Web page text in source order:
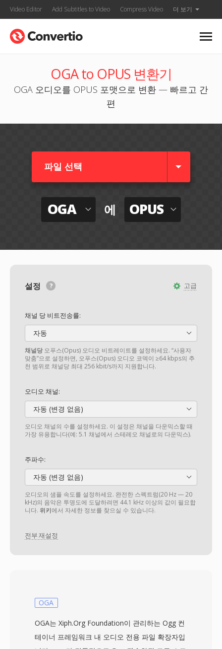
Video Editor Add Subtitles to Video Compress Video 더 보기
OGA to OPUS 변환기
OGA 오디오를 OPUS 포맷으로 변환 — 빠르고 간
편
파일 선택
OGA 에 OPUS
고급
설정
채널 당 비트전송률:
자동
채널당 오푸스(Opus) 오디오 비트레이트를 설정하세요. “사용자
맞춤”으로 설정하면, 오푸스(Opus) 오디오 코덱이 ≥64 kbps의 추
천 범위로 채널당 최대 256 kbit/s까지 지원합니다.
오디오 채널:
자동 (변경 없음)
오디오 채널의 수를 설정하세요. 이 설정은 채널을 다운믹스할 때
가장 유용합니다(예: 5.1 채널에서 스테레오 채널로의 다운믹스).
주파수:
자동 (변경 없음)
오디오의 샘플 속도를 설정하세요. 완전한 스펙트럼(20 Hz — 20
kHz)의 음악은 투명도에 도달하려면 44.1 kHz 이상의 값이 필요합
니다. 위키에서 자세한 정보를 찾으실 수 있습니다.
전부 재설정
OGA
OGA는 Xiph.Org Foundation이 관리하는 Ogg 컨
테이너 프레임워크 내 오디오 전용 파일 확장자입